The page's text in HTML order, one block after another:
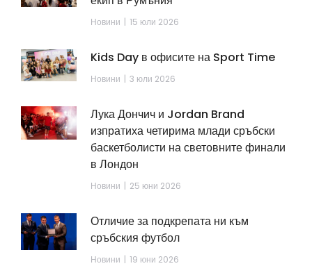
Новини 15 юли 2026
Kids Day в офисите на Sport Time
Новини 3 юли 2026
Лука Дончич и Jordan Brand
изпратиха четирима млади сръбски
баскетболисти на световните финали
в Лондон
Новини 25 юни 2026
Отличие за подкрепата ни към
сръбския футбол
Новини 19 юни 2026